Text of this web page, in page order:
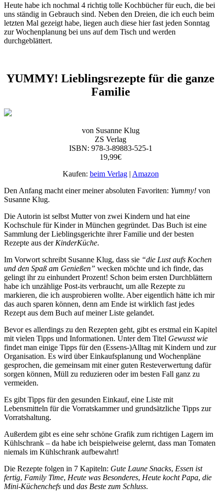
Heute habe ich nochmal 4 richtig tolle Kochbücher für euch, die bei
uns ständig in Gebrauch sind. Neben den Dreien, die ich euch beim
letzten Mal gezeigt habe, liegen auch diese hier fast jeden Sonntag
zur Wochenplanung bei uns auf dem Tisch und werden
durchgeblättert.
YUMMY! Lieblingsrezepte für die ganze
Familie
von Susanne Klug
ZS Verlag
ISBN: 978-3-89883-525-1
19,99€
Kaufen: beim Verlag| Amazon
Den Anfang macht einer meiner absoluten Favoriten: Yummy! von
Susanne Klug.
Die Autorin ist selbst Mutter von zwei Kindern und hat eine
Kochschule für Kinder in München gegründet. Das Buch ist eine
Sammlung der Lieblingsgerichte ihrer Familie und der besten
Rezepte aus der KinderKüche.
Im Vorwort schreibt Susanne Klug, dass sie “die Lust aufs Kochen
und den Spaß am Genießen” wecken möchte und ich finde, das
gelingt ihr zu einhundert Prozent! Schon beim ersten Durchblättern
habe ich unzählige Post-its verbraucht, um alle Rezepte zu
markieren, die ich ausprobieren wollte. Aber eigentlich hätte ich mir
das auch sparen können, denn am Ende ist wirklich fast jedes
Rezept aus dem Buch auf meiner Liste gelandet.
Bevor es allerdings zu den Rezepten geht, gibt es erstmal ein Kapitel
mit vielen Tipps und Informationen. Unter dem Titel Gewusst wie
findet man einige Tipps für den (Essens-)Alltag mit Kindern und zur
Organisation. Es wird über Einkaufsplanung und Wochenpläne
gesprochen, die gemeinsam mit einer guten Resteverwertung dafür
sorgen können, Müll zu reduzieren oder im besten Fall ganz zu
vermeiden.
Es gibt Tipps für den gesunden Einkauf, eine Liste mit
Lebensmitteln für die Vorratskammer und grundsätzliche Tipps zur
Vorratshaltung.
Außerdem gibt es eine sehr schöne Grafik zum richtigen Lagern im
Kühlschrank – da habe ich beispielweise gelernt, dass man Tomaten
niemals im Kühlschrank aufbewahrt!
Die Rezepte folgen in 7 Kapiteln: Gute Laune Snacks, Essen ist
fertig, Family Time, Heute was Besonderes, Heute kocht Papa, die
Mini-Küchenchefs und das Beste zum Schluss.